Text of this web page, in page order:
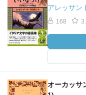
アレッサン
168
オーカッサ